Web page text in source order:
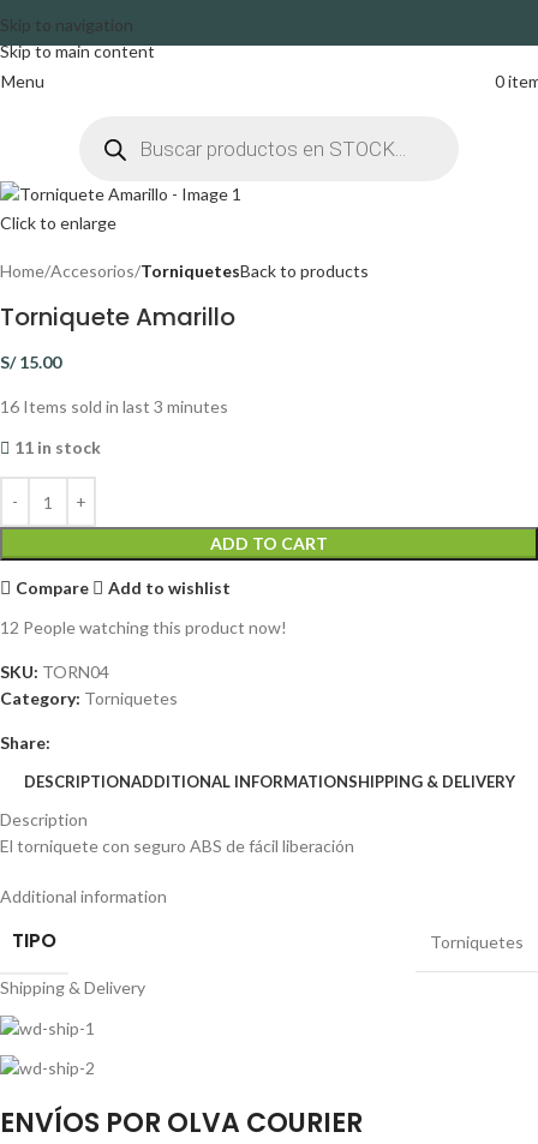
Skip to navigation
Skip to main content
Menu
0
Click to enlarge
Home Accesorios TorniquetesBack to products
Torniquete Amarillo
S/15.00
16 Items sold in last 3 minutes
11 in stock
ADD TO CART
Compare
Add to wishlist
12 People watching this product now!
SKU: TORN04
Category: Torniquetes
Share:
DESCRIPTIONADDITIONAL INFORMATIONSHIPPING & DELIVERY
Description
El torniquete con seguro ABS de fácil liberación
Additional information
TIPO Torniquetes
Shipping & Delivery
ENVÍOS POR OLVA COURIER